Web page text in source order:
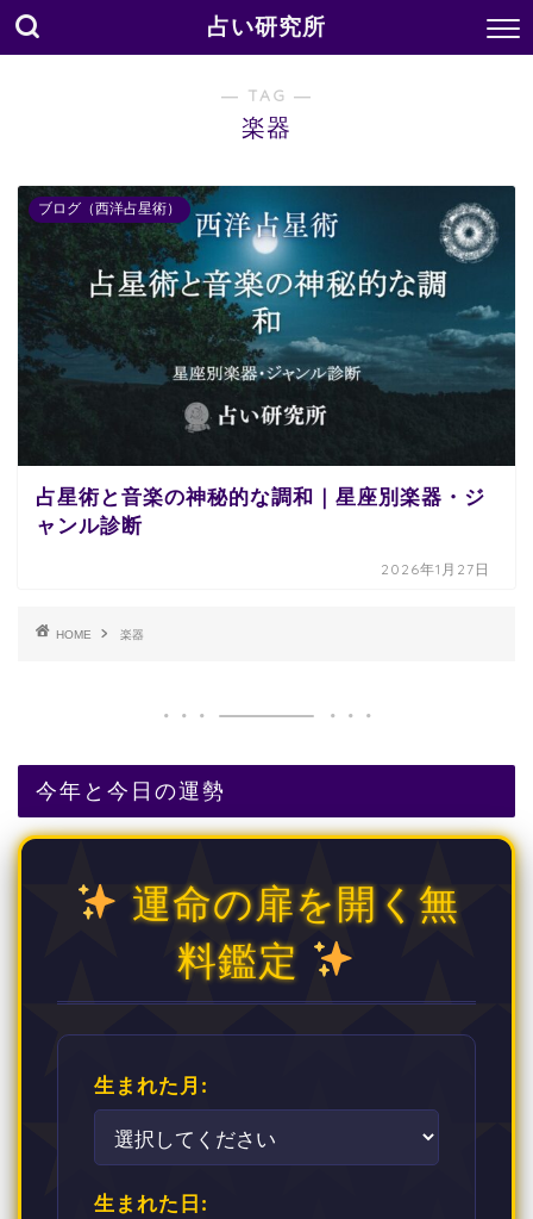
占い研究所
― TAG ―
楽器
ブログ（西洋占星術）
占星術と音楽の神秘的な調和｜星座別楽器・ジ
ャンル診断
2026年1月27日
HOME 楽器
今年と今日の運勢
運命の扉を開く無
料鑑定
生まれた月:
生まれた日: